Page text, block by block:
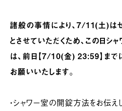
諸般の事情により、7/11(土)は
とさせていただくため、この日
は、前日【7/10(金) 23:59】まで
お願いいたします。
・シャワー室の開錠方法をお伝え